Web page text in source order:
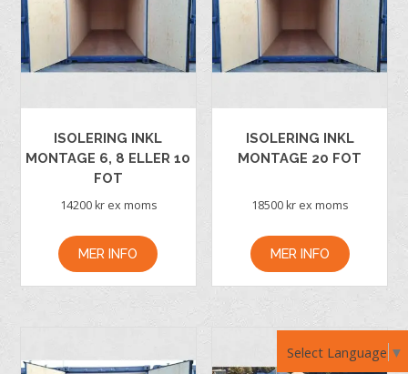
Select Language ▼
ISOLERING INKL
MONTAGE 6, 8 ELLER 10
FOT
14200 kr ex moms
MER INFO
ISOLERING INKL
MONTAGE 20 FOT
18500 kr ex moms
MER INFO